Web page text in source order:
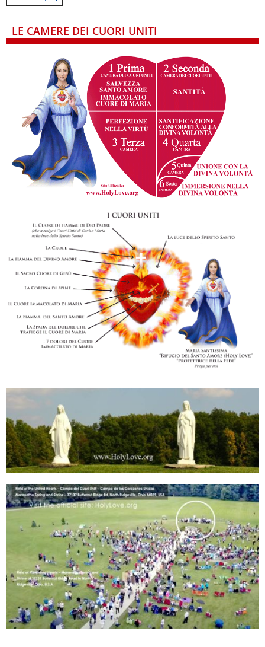
LE CAMERE DEI CUORI UNITI